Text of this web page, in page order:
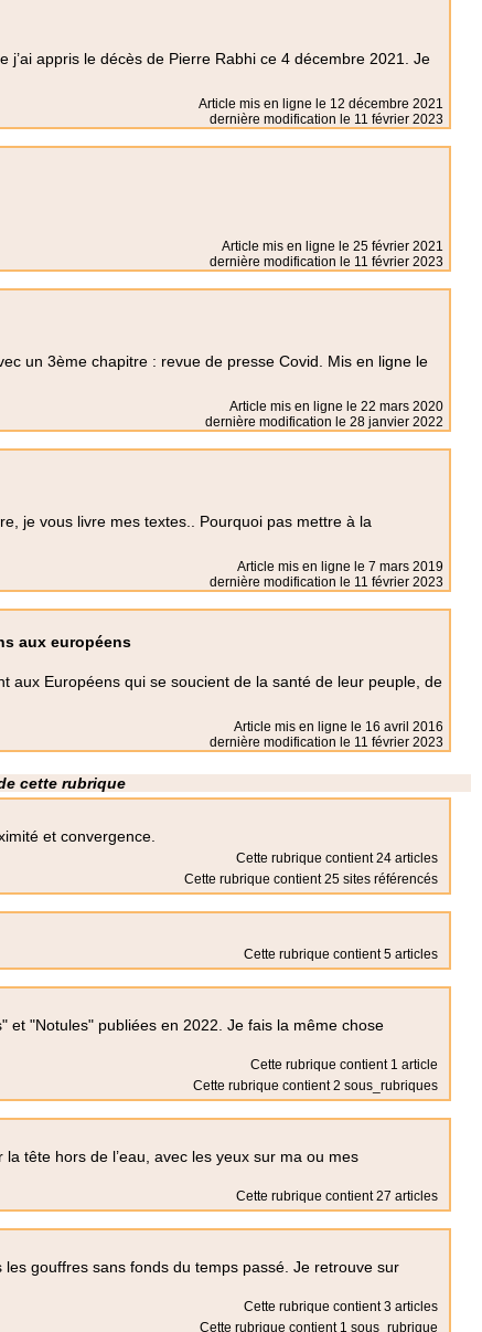
j’ai appris le décès de Pierre Rabhi ce 4 décembre 2021. Je
Article mis en ligne le 12 décembre 2021
dernière modification le 11 février 2023
Article mis en ligne le25 février 2021
dernière modification le 11 février 2023
un 3ème chapitre : revue de presse Covid. Mis en ligne le
Article mis en ligne le22 mars 2020
dernière modification le 28 janvier 2022
je vous livre mes textes.. Pourquoi pas mettre à la
Article mis en ligne le7 mars 2019
dernière modification le 11 février 2023
aux européens
aux Européens qui se soucient de la santé de leur peuple, de
Article mis en ligne le 16 avril 2016
dernière modification le 11 février 2023
cette rubrique
et convergence.
Cette rubrique contient 24 articles
Cette rubrique contient 25 sites référencés
Cette rubrique contient 5 articles
"Notules" publiées en 2022. Je fais la même chose
Cette rubrique contient 1 article
Cette rubrique contient 2 sous_rubriques
tête hors de l’eau, avec les yeux sur ma ou mes
Cette rubrique contient 27 articles
les gouffres sans fonds du temps passé. Je retrouve sur
Cette rubrique contient 3 articles
Cette rubrique contient 1 sous_rubrique